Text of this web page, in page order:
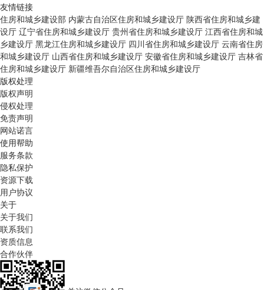
友情链接
住房和城乡建设部 内蒙古自治区住房和城乡建设厅 陕西省住房和城乡建
设厅 辽宁省住房和城乡建设厅 贵州省住房和城乡建设厅 江西省住房和城
乡建设厅 黑龙江住房和城乡建设厅 四川省住房和城乡建设厅 云南省住房
和城乡建设厅 山西省住房和城乡建设厅 安徽省住房和城乡建设厅 吉林省
住房和城乡建设厅 新疆维吾尔自治区住房和城乡建设厅
版权处理
版权声明
侵权处理
免责声明
网站诺言
使用帮助
服务条款
隐私保护
资源下载
用户协议
关于
关于我们
联系我们
资质信息
合作伙伴